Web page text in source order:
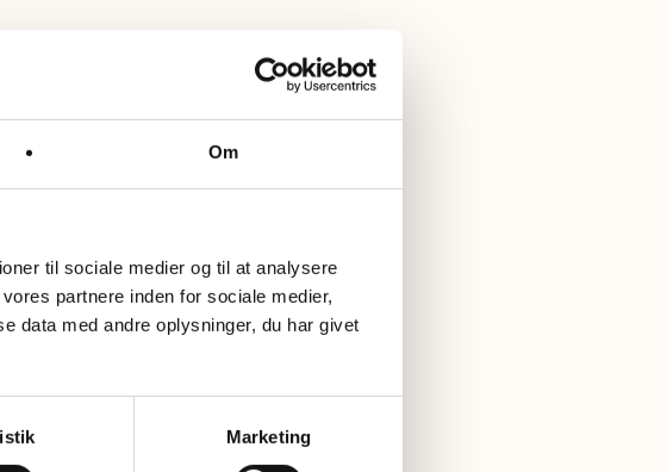
Om
til sociale medier og til at analysere
partnere inden for sociale medier,
data med andre oplysninger, du har givet
Marketing